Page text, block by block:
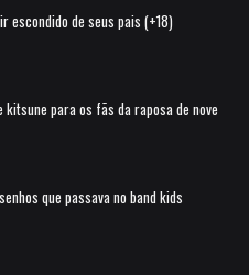
escondido de seus pais (+18)
kitsune para os fãs da raposa de nove
que passava no band kids